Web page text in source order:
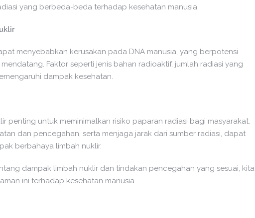
yang berbeda-beda terhadap kesehatan manusia.
menyebabkan kerusakan pada DNA manusia, yang berpotensi
Faktor seperti jenis bahan radioaktif, jumlah radiasi yang
dampak kesehatan.
penting untuk meminimalkan risiko paparan radiasi bagi masyarakat.
dan pencegahan, serta menjaga jarak dari sumber radiasi, dapat
berbahaya limbah nuklir.
dampak limbah nuklir dan tindakan pencegahan yang sesuai, kita
ini terhadap kesehatan manusia.